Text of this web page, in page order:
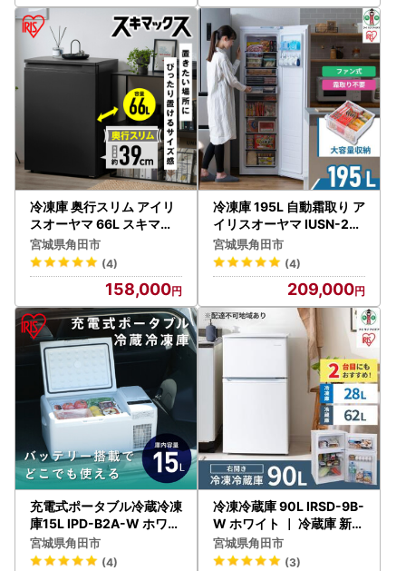
冷凍庫 奥行スリム アイリ
スオーヤマ 66L スキマッ
クス IUSN-7B-B ブラック
｜ 冷凍庫
宮城県角田市
(4)
158,000
冷凍庫 195L 自動霜取り ア
イリスオーヤマ IUSN-20
A-W ホワイト ｜ 冷凍庫
宮城県角田市
(4)
209,000
充電式ポータブル冷蔵冷凍
庫15L IPD-B2A-W ホワイ
ト ｜ 冷蔵庫 新生活
宮城県角田市
(4)
冷凍冷蔵庫 90L IRSD-9B-
W ホワイト ｜ 冷蔵庫 新生
活 ひとり暮らし アイリス
オーヤマ
宮城県角田市
(3)